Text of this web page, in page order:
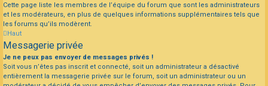
Cette page liste les membres de l’équipe du forum que sont les administrateurs
et les modérateurs, en plus de quelques informations supplémentaires tels que
les forums qu’ils modèrent.
Haut
Messagerie privée
Je ne peux pas envoyer de messages privés !
Soit vous n’êtes pas inscrit et connecté, soit un administrateur a désactivé
entièrement la messagerie privée sur le forum, soit un administrateur ou un